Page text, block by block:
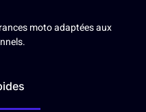
moto adaptées aux